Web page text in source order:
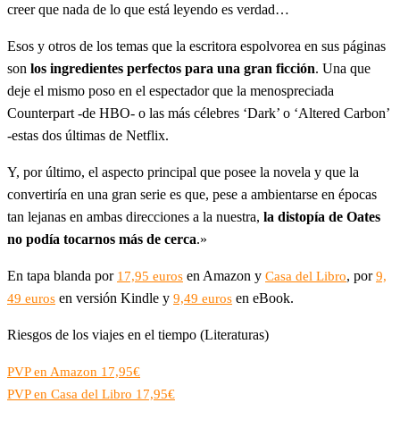
creer que nada de lo que está leyendo es verdad…
Esos y otros de los temas que la escritora espolvorea en sus páginas
son los ingredientes perfectos para una gran ficción. Una que
deje el mismo poso en el espectador que la menospreciada
Counterpart -de HBO- o las más célebres ‘Dark’ o ‘Altered Carbon’
-estas dos últimas de Netflix.
Y, por último, el aspecto principal que posee la novela y que la
convertiría en una gran serie es que, pese a ambientarse en épocas
tan lejanas en ambas direcciones a la nuestra, la distopía de Oates
no podía tocarnos más de cerca.»
En tapa blanda por 17,95 euros en Amazon y Casa del Libro, por9,
49 euros en versión Kindle y 9,49 euros en eBook.
Riesgos de los viajes en el tiempo (Literaturas)
PVP en Amazon 17,95€
PVP en Casa del Libro 17,95€